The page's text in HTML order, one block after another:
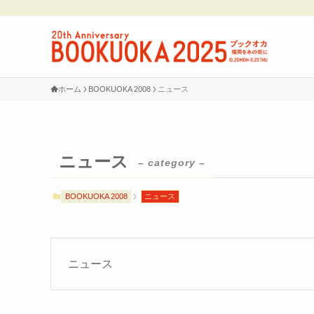
ホーム BOOKUOKA 2008 ニュース
ニュース – category –
BOOKUOKA 2008 ニュース
ニュース